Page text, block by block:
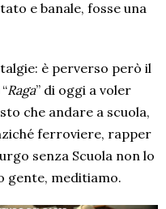
e banale, fosse una
è perverso però il
Raga” di oggi a voler
che andare a scuola,
ferroviere, rapper
senza Scuola non lo
gente, meditiamo.